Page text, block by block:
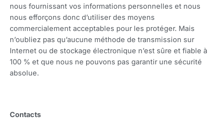
nous fournissant vos informations personnelles et nous
nous efforçons donc d’utiliser des moyens
commercialement acceptables pour les protéger. Mais
n’oubliez pas qu’aucune méthode de transmission sur
Internet ou de stockage électronique n’est sûre et fiable à
100 % et que nous ne pouvons pas garantir une sécurité
absolue.
Contacts